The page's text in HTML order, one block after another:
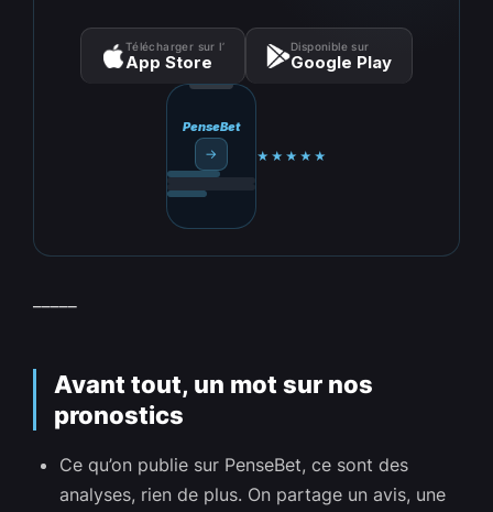
Télécharger sur l’
App Store
Disponible sur
Google Play
PenseBet
→ ★★★★★
Avant tout, un mot sur nos
pronostics
Ce qu’on publie sur PenseBet, ce sont des
analyses, rien de plus. On partage un avis, une